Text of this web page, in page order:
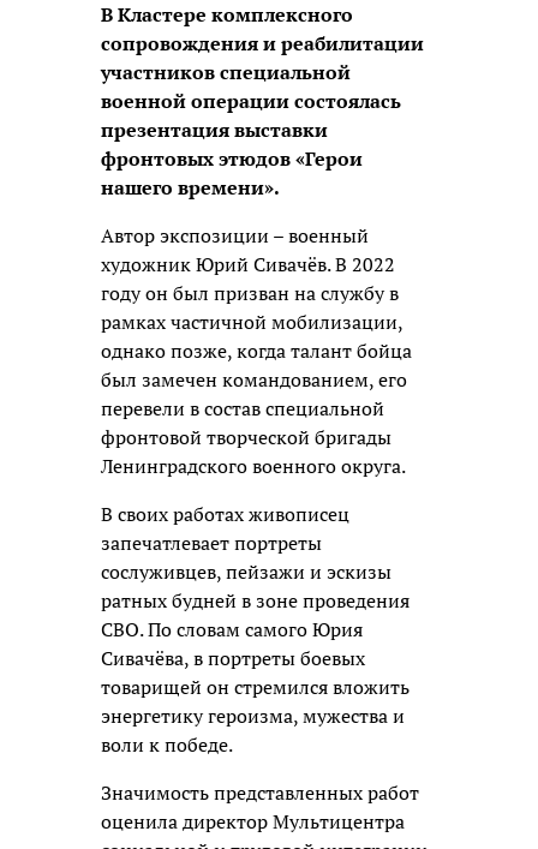
В Кластере комплексного
сопровождения и реабилитации
участников специальной
военной операции состоялась
презентация выставки
фронтовых этюдов «Герои
нашего времени».
Автор экспозиции – военный
художник Юрий Сивачёв. В 2022
году он был призван на службу в
рамках частичной мобилизации,
однако позже, когда талант бойца
был замечен командованием, его
перевели в состав специальной
фронтовой творческой бригады
Ленинградского военного округа.
В своих работах живописец
запечатлевает портреты
сослуживцев, пейзажи и эскизы
ратных будней в зоне проведения
СВО. По словам самого Юрия
Сивачёва, в портреты боевых
товарищей он стремился вложить
энергетику героизма, мужества и
воли к победе.
Значимость представленных работ
оценила директор Мультицентра